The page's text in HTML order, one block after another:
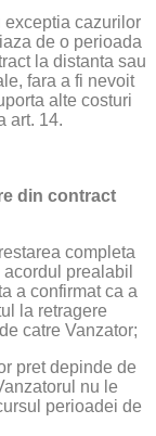
exceptia cazurilor
de o perioada
la distanta sau
fara a fi nevoit
alte costuri
art. 14.
din contract
completa
prealabil
a confirmat ca a
la retragere
catre Vanzator;
pret depinde de
nu le
perioadei de